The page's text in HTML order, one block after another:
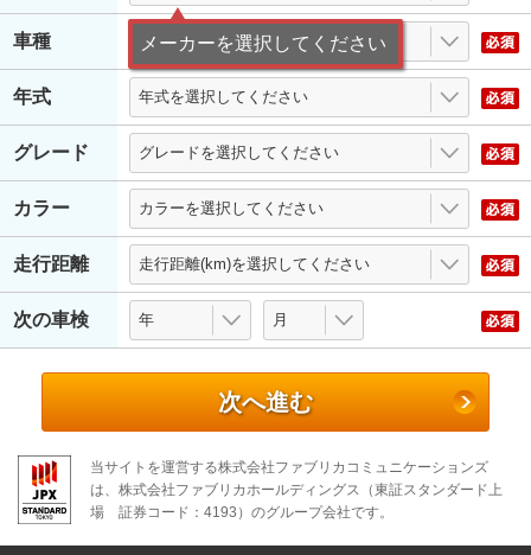
メーカーを選択してください
車種
年式
グレード
カラー
走行距離
次の車検
次へ進む
当サイトを運営する株式会社ファブリカコミュニケーションズ
は、株式会社ファブリカホールディングス（東証スタンダード上
場 証券コード：4193）のグループ会社です。